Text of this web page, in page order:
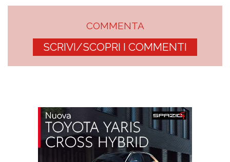
COMMENTA
SCRIVI/SCOPRI I COMMENTI